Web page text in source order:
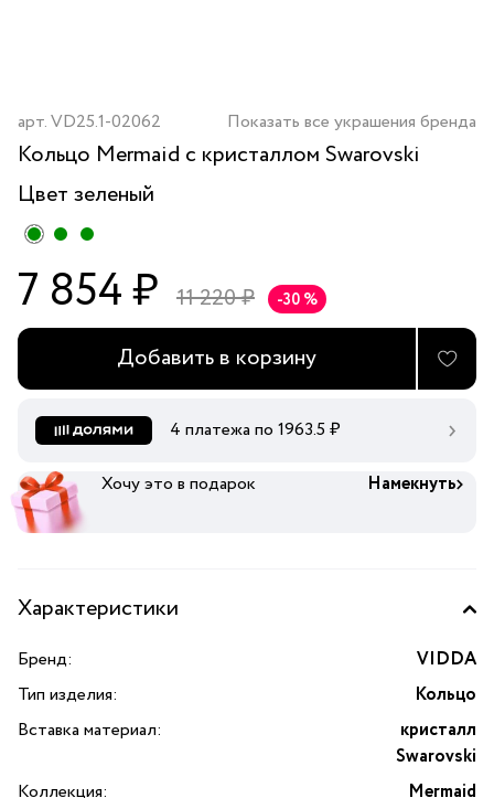
арт.VD25.1-02062 Показать все украшения бренда
Кольцо Mermaid с кристаллом Swarovski
Цвет зеленый
7 854 ₽ 11 220 ₽ -30 %
Добавить в корзину
4 платежа по 1963.5 ₽
Хочу это в подарок Намекнуть
Характеристики
Бренд:
VIDDA
Тип изделия:
Кольцо
Вставка материал:
кристалл
Swarovski
Коллекция:
Mermaid